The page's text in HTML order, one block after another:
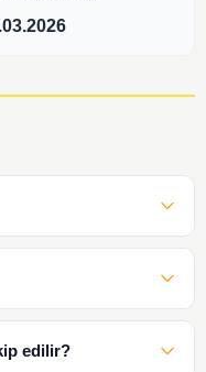
edilir?